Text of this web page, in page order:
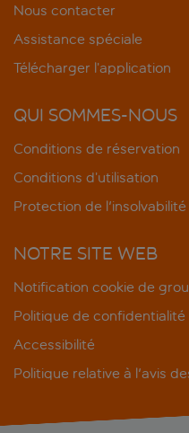
Nous contacter
Assistance spéciale
Télécharger l’application
QUI SOMMES-NOUS
Conditions de réservation
Conditions d’utilisation
Protection de l'insolvabilité
NOTRE SITE WEB
Notification cookie de
Politique de confidentialité
Accessibilité
Politique relative à l'avis